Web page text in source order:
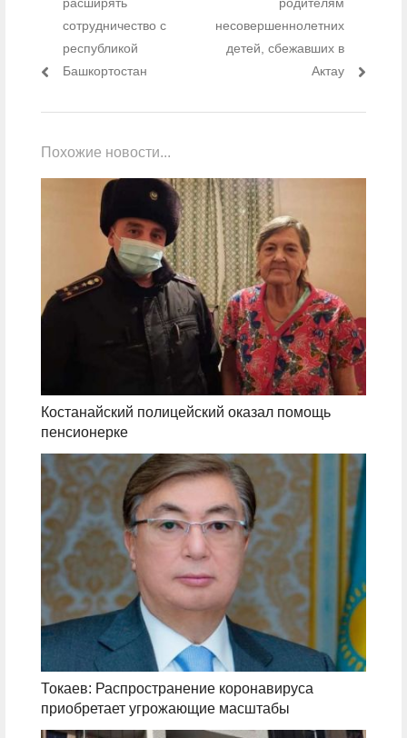
сотрудничество с
республикой
Башкортостан
несовершеннолетних
детей, сбежавших в
Актау
Похожие новости...
Костанайский полицейский оказал помощь
пенсионерке
Токаев: Распространение коронавируса
приобретает угрожающие масштабы